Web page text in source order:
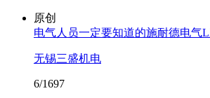
原创
电气人员一定要知道的施耐德电气
无锡三盛机电
6/1697